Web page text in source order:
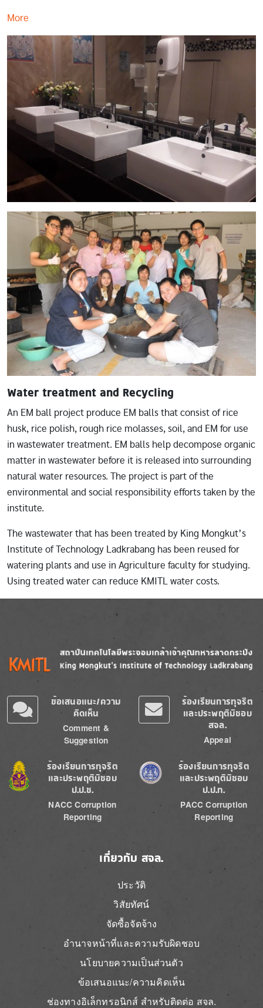
More
Image
Image
Water treatment and Recycling
An EM ball project produce EM balls that consist of rice
husk, rice polish, rough rice molasses, soil, and EM for use
in wastewater treatment. EM balls help decompose organic
matter in wastewater before it is released into surrounding
natural water resources. The project is part of the
environmental and social responsibility efforts taken by the
institute.
The wastewater that has been treated by King Mongkut’s
Institute of Technology Ladkrabang has been reused for
watering plants and use in Agriculture faculty for studying.
Using treated water can reduce KMITL water costs.
Image
ข้อเสนอแนะ/ความ
คิดเห็น
Comment &
Suggestion
ร้องเรียนการทุจริต
และประพฤติมิชอบ
สจล.
Appeal
Image
ร้องเรียนการทุจริต
และประพฤติมิชอบ
ป.ป.ช.
NACC Corruption
Reporting
Image
ร้องเรียนการทุจริต
และประพฤติมิชอบ
ป.ป.ท.
PACC Corruption
Reporting
เกี่ยวกับ สจล.
ประวัติ
วิสัยทัศน์
จัดซื้อจัดจ้าง
อำนาจหน้าที่และความรับผิดชอบ
นโยบายความเป็นส่วนตัว
ข้อเสนอแนะ/ความคิดเห็น
ช่องทางอิเล็กทรอนิกส์ สำหรับติดต่อ สจล.